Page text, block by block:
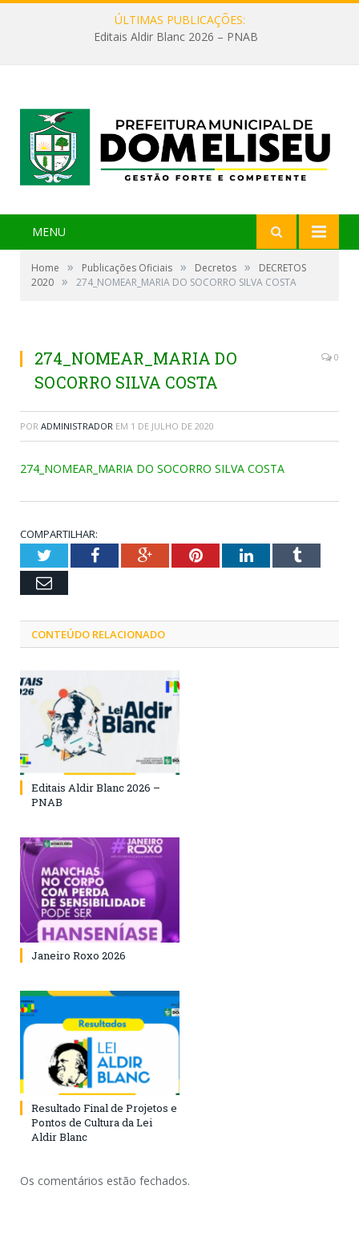
ÚLTIMAS PUBLICAÇÕES:
Editais Aldir Blanc 2026 – PNAB
MENU
Home » Publicações Oficiais » Decretos »
DECRETOS
2020 » 274_NOMEAR_MARIA DO SOCORRO SILVA COSTA
274_NOMEAR_MARIA DO
SOCORRO SILVA COSTA
0
POR ADMINISTRADOR EM 1 DE JULHO DE 2020
274_NOMEAR_MARIA DO SOCORRO SILVA COSTA
COMPARTILHAR:
TwitterFacebookGoogle+PinterestLinkedInTumblr
Email
CONTEÚDO RELACIONADO
Editais Aldir Blanc 2026 –
PNAB
Janeiro Roxo 2026
Resultado Final de Projetos e
Pontos de Cultura da Lei
Aldir Blanc
Os comentários estão fechados.